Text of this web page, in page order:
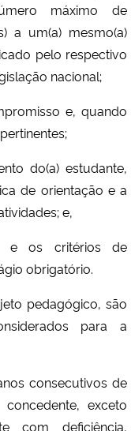
máximo de
a um(a) mesmo(a)
pelo respectivo
nacional;
e, quando
do(a) estudante,
de orientação e a
e,
e os critérios de
obrigatório.
pedagógico, são
para a
consecutivos de
exceto
com deficiência,